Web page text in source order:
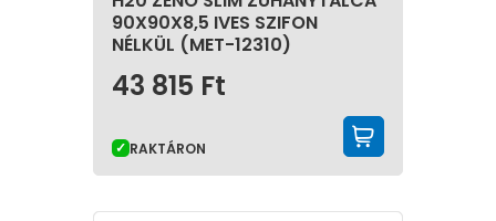
90X90X8,5 IVES SZIFON
NÉLKÜL (MET-12310)
43 815 Ft
RAKTÁRON